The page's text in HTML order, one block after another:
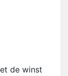
de winst